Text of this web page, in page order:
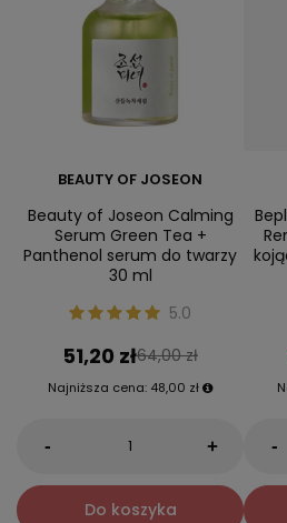
BEAUTY OF JOSEON
Beauty of Joseon Calming
Serum Green Tea +
Panthenol serum do twarzy
30 ml
5.0
51,20 zł64,00 zł
Najniższa cena: 48,00 zł
- +
Do koszyka
-